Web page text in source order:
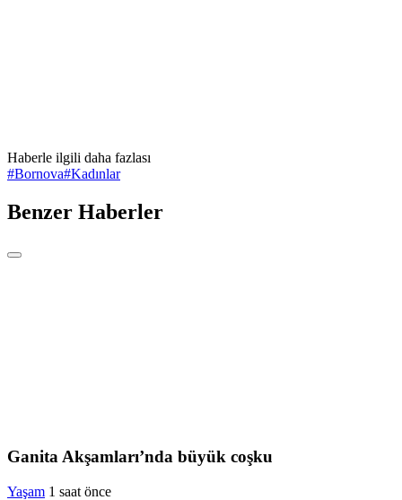
Haberle ilgili daha fazlası
#Bornova#Kadınlar
Benzer Haberler
Ganita Akşamları’nda büyük coşku
Yaşam 1 saat önce